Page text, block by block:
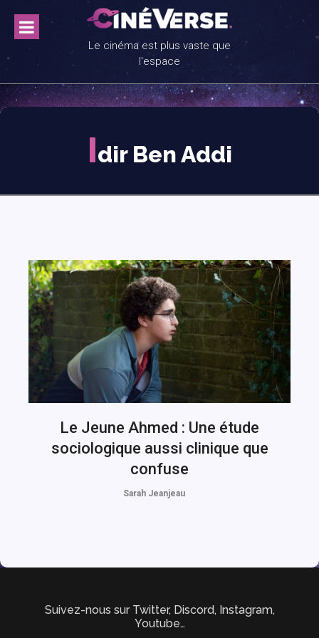
content
Le cinéma est plus vaste que
l'espace
Idir Ben Addi
Le Jeune Ahmed : Une étude
sociologique aussi clinique que
confuse
Sarah Jeanjeau
Suivez-nous sur Twitter, Discord, Instagram,
Youtube…